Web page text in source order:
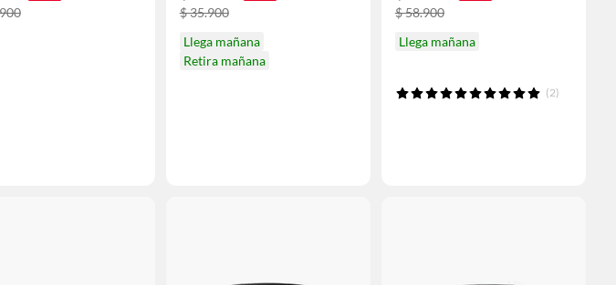
$ 35.900
Llega mañana
Retira mañana
$ 58.900
Llega mañana
(2)